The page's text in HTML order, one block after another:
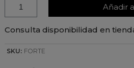
Añadir
Consulta disponibilidad en
SKU: FORTE